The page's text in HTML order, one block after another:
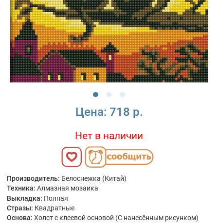
Цена: 718 р.
Нет в наличии
Производитель: Белоснежка (Китай)
Техника: Алмазная мозаика
Выкладка: Полная
Стразы: Квадратные
Основа: Холст с клеевой основой (С нанесённым рисунком)